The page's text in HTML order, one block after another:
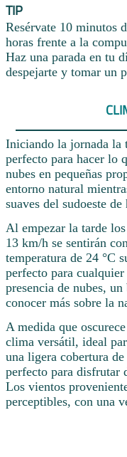
TIP
Resérvate 10 minutos
horas frente a la
Haz una parada en tu
despejarte y tomar un
Iniciando la jornada la
perfecto para hacer lo
nubes en pequeñas
entorno natural
suaves del sudoeste
Al empezar la tarde
13 km/h se sentirán
temperatura de 24 °C
perfecto para
presencia de nubes,
conocer más sobre la
A medida que
clima versátil, ideal
una ligera cobertura
perfecto para disfrutar
Los vientos
perceptibles, con una